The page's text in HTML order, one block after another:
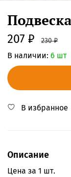
207 ₽ 230 ₽
В наличии: 6 шт
В избранное
Описание
Цена за 1 шт.